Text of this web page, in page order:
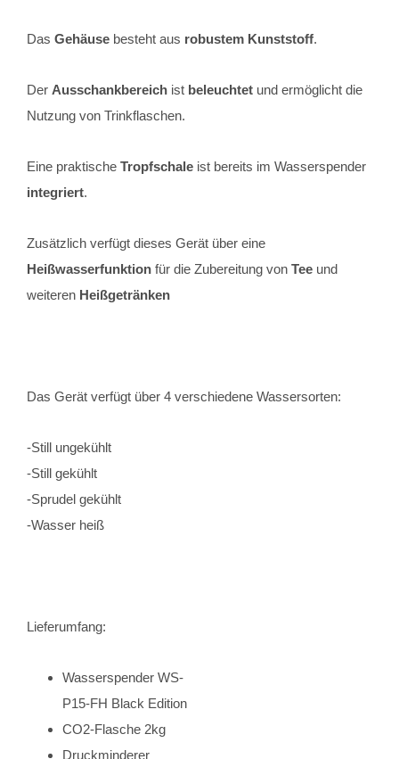
Das Gehäuse besteht aus robustem Kunststoff.
Der Ausschankbereich ist beleuchtet und ermöglicht die
Nutzung von Trinkflaschen.
Eine praktische Tropfschale ist bereits im Wasserspender
integriert.
Zusätzlich verfügt dieses Gerät über eine
Heißwasserfunktion für die Zubereitung von Tee und
weiteren Heißgetränken
Das Gerät verfügt über 4 verschiedene Wassersorten:
-Still ungekühlt
-Still gekühlt
-Sprudel gekühlt
-Wasser heiß
Lieferumfang:
Wasserspender WS-
P15-FH Black Edition
CO2-Flasche 2kg
Druckminderer